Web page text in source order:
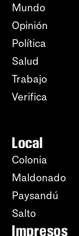
Mundo
Opinión
Política
Salud
Trabajo
Verifica
Local
Colonia
Maldonado
Paysandú
Salto
Impresos